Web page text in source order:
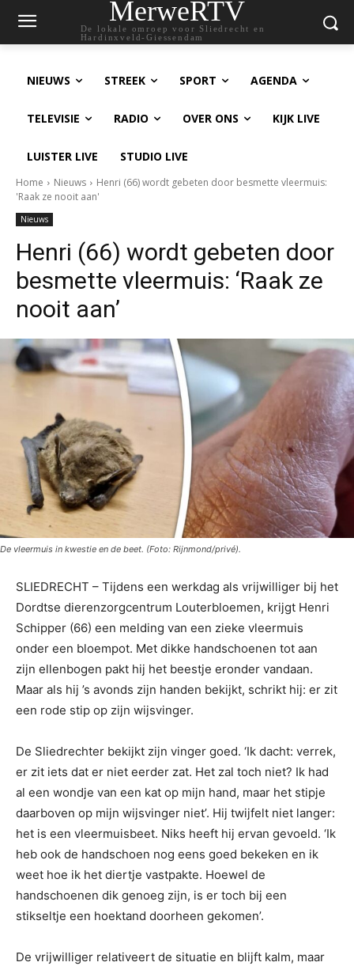
MerweRTV
De lokale omroep voor Sliedrecht en
Hardinxveld-Giessendam
NIEUWS STREEK SPORT AGENDA
TELEVISIE RADIO OVER ONS KIJK LIVE
LUISTER LIVE STUDIO LIVE
Home Nieuws
Henri (66) wordt gebeten door besmette vleermuis:
'Raak ze nooit aan'
Nieuws
Henri (66) wordt gebeten door
besmette vleermuis: ‘Raak ze
nooit aan’
De vleermuis in kwestie en de beet. (Foto: Rijnmond/privé).
SLIEDRECHT – Tijdens een werkdag als vrijwilliger bij het
Dordtse dierenzorgcentrum Louterbloemen, krijgt Henri
Schipper (66) een melding van een zieke vleermuis
onder een bloempot. Met dikke handschoenen tot aan
zijn ellenbogen pakt hij het beestje eronder vandaan.
Maar als hij ’s avonds zijn handen bekijkt, schrikt hij: er zit
een rode stip op zijn wijsvinger.
De Sliedrechter bekijkt zijn vinger goed. ‘Ik dacht: verrek,
er zit iets dat er niet eerder zat. Het zal toch niet? Ik had
al een wondje van een kat op mijn hand, maar het stipje
daarboven op mijn wijsvinger niet’. Hij twijfelt niet langer:
het is een vleermuisbeet. Niks heeft hij ervan gevoeld. ‘Ik
heb ook de handschoen nog eens goed bekeken en ik
weet hoe ik het diertje vastpakte. Hoewel de
handschoenen dik genoeg zijn, is er toch bij een
stikseltje een hoektand doorheen gekomen’.
De vrijwilliger relativeert de situatie en blijft kalm, maar